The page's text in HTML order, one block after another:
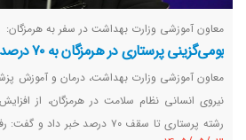
معاون آموزشی وزارت بهداشت در سفر به هرمزگان:
بومی‌گزینی پرستاری در هرمزگان به ۷۰ درصد افزایش می‌یابد
معاون آموزشی وزارت بهداشت، درمان و آموزش
نیروی انسانی نظام سلامت در هرمزگان، از
رشته پرستاری تا سقف ۷۰ درصد خبر